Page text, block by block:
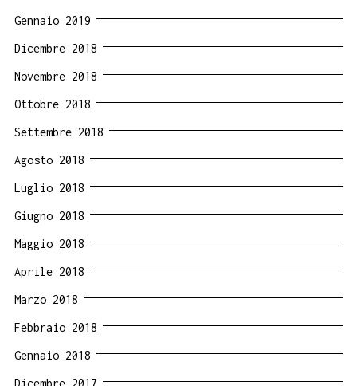
Gennaio 2019
Dicembre 2018
Novembre 2018
Ottobre 2018
Settembre 2018
Agosto 2018
Luglio 2018
Giugno 2018
Maggio 2018
Aprile 2018
Marzo 2018
Febbraio 2018
Gennaio 2018
Dicembre 2017